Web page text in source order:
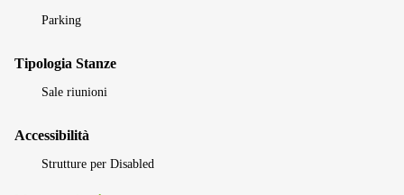
Parking
Tipologia Stanze
Sale riunioni
Accessibilità
Strutture per Disabled